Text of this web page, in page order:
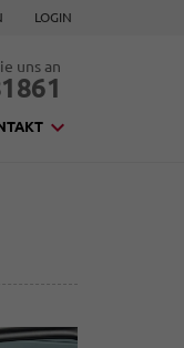
LOGIN
uns an